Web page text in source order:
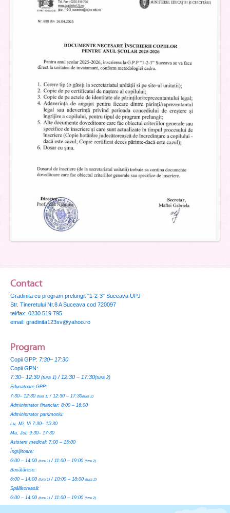
Contact
Gradinita cu program prelungit "1-2-3" Suceava UPJ
Str. Tineretului Nr.8 A Suceava cod 720097
tel/fax: 0230 519 795
email: gradinita123sv@yahoo.ro
Program
Copii GPP: 7:30– 17:30
Copii GPN:
7:30– 12:30 (tura 1) / 12:30 – 17:30(tura 2)
Educatoare GPP:
7:30– 12:30 (tura 1) / 12:30 – 17:30(tura 2)
Administrator financiar: 8:00 – 16:00
Administrator patrimoniu:
Lu, Mi, Vi 7:30– 15:30
Ma, Joi: 9:30– 17:30
Asistent medical: 7:00 – 15:00
Îngrijitoare:
6:00 – 14:00 (tura 1) / 11:00 – 19:00 (tura 2)
Bucătărese:
6:00 – 14:00 (tura 1) / 10:00 – 18:00 (tura 2)
Spălătoreasă:
6:00 – 14:00 (tura 1) / 11:00 – 19:00 (tura 2)